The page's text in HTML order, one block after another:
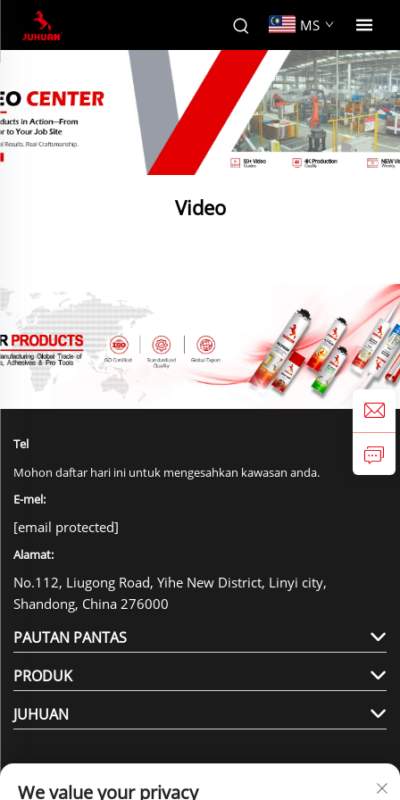
MS
Video
Tel
Mohon daftar hari ini untuk mengesahkan kawasan anda.
E-mel:
[email protected]
Alamat:
No.112, Liugong Road, Yihe New District, Linyi city,
Shandong, China 276000
PAUTAN PANTAS
PRODUK
JUHUAN
We value your privacy